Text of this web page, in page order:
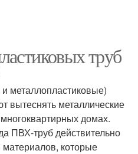
труб
металлопластиковые)
вытеснять металлические
домах.
ПВХ-труб действительно
материалов, которые